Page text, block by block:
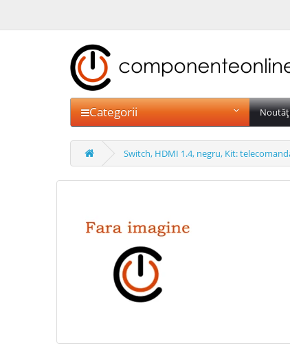
Categorii
Switch, HDMI 1.4, negru, Kit: